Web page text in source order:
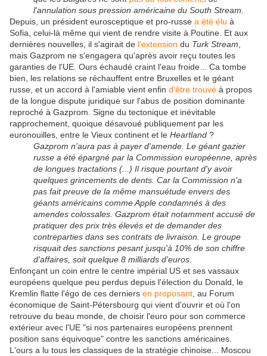
l'annulation sous pression américaine du South Stream.
Depuis, un président eurosceptique et pro-russe a été élu à
Sofia, celui-là même qui vient de rendre visite à Poutine. Et aux
dernières nouvelles, il s'agirait de l'extension du Turk Stream
mais Gazprom ne s'engagera qu'après avoir reçu toutes les
garanties de l'UE. Ours échaudé craint l'eau froide... Ca tombe
bien, les relations se réchauffent entre Bruxelles et le géant
russe, et un accord à l'amiable vient enfin d'être trouvé à propos
de la longue dispute juridique sur l'abus de position dominante
reproché à Gazprom. Signe du tectonique et inévitable
rapprochement, quoique désavoué publiquement par les
euronouilles, entre le Vieux continent et le Heartland ?
Gazprom n'aura pas à payer d'amende. Le géant gazier
russe a été épargné par la Commission européenne, après
de longues tractations (...) Il risque pourtant d'y avoir
quelques grincements de dents. Car la Commission n'a
pas fait preuve de la même mansuétude envers des
géants américains comme Apple condamnés à des
amendes colossales. Gazprom était notamment accusé de
pratiquer des prix très élevés et de demander des
contreparties dans ses contrats de livraison. Le groupe
risquait des sanctions pesant jusqu'à 10% de son chiffre
d'affaires, soit quelque 8 milliards d'euros.
Enfonçant un coin entre le centre impérial US et ses vassaux
européens quelque peu perdus depuis l'élection du Donald, le
Kremlin flatte l'égo de ces derniers en proposant , au Forum
économique de Saint-Pétersbourg qui vient d'ouvrir et où l'on
retrouve du beau monde, de choisir l'euro pour son commerce
extérieur avec l'UE "si nos partenaires européens prennent
position sans équivoque" contre les sanctions américaines.
L'ours a lu tous les classiques de la stratégie chinoise... Moscou